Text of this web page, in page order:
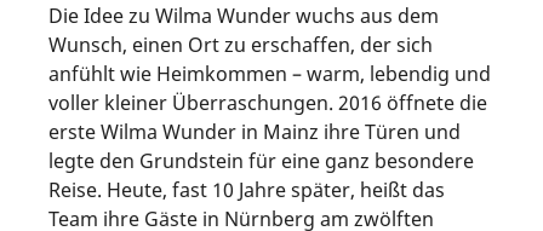
Die Idee zu Wilma Wunder wuchs aus dem
Wunsch, einen Ort zu erschaffen, der sich
anfühlt wie Heimkommen – warm, lebendig und
voller kleiner Überraschungen. 2016 öffnete die
erste Wilma Wunder in Mainz ihre Türen und
legte den Grundstein für eine ganz besondere
Reise. Heute, fast 10 Jahre später, heißt das
Team ihre Gäste in Nürnberg am zwölften